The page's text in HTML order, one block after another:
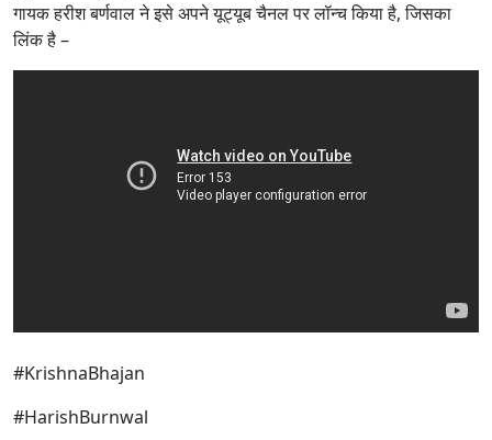
गायक हरीश बर्णवाल ने इसे अपने यूट्यूब चैनल पर लॉन्च किया है, जिसका
लिंक है –
#KrishnaBhajan
#HarishBurnwal